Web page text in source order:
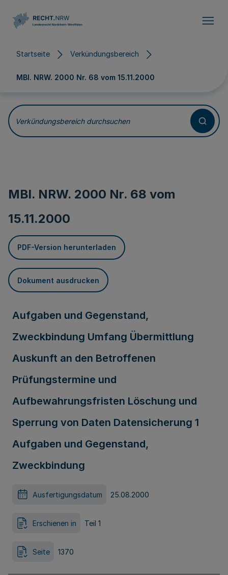
Startseite Verkündungsbereich
MBl. NRW. 2000 Nr. 68 vom 15.11.2000
Verkündungsbereich durchsuchen
MBl. NRW. 2000 Nr. 68 vom
15.11.2000
PDF-Version herunterladen
Dokument ausdrucken
Aufgaben und Gegenstand,
Zweckbindung Umfang Übermittlung
Auskunft an den Betroffenen
Prüfungstermine und
Aufbewahrungsfristen Löschung und
Sperrung von Daten Datensicherung 1
Aufgaben und Gegenstand,
Zweckbindung
Ausfertigungsdatum 25.08.2000
Erschienen in Teil 1
Seite 1370